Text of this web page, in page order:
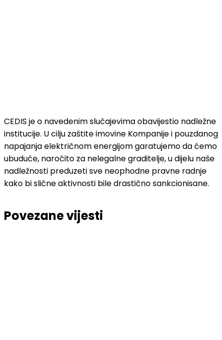
CEDIS je o navedenim slučajevima obavijestio nadležne
institucije. U cilju zaštite imovine Kompanije i pouzdanog
napajanja električnom energijom garatujemo da ćemo
ubuduće, naročito za nelegalne graditelje, u dijelu naše
nadležnosti preduzeti sve neophodne pravne radnje
kako bi slične aktivnosti bile drastično sankcionisane.
Povezane vijesti